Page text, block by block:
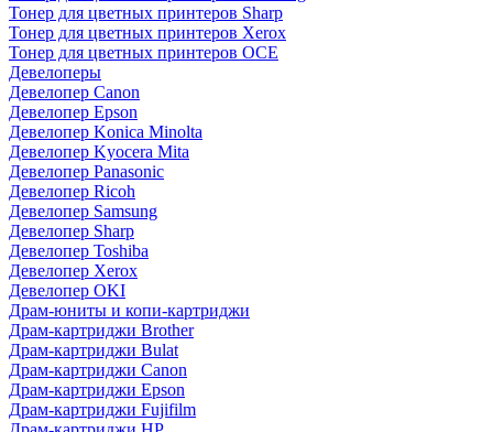
Тонер для цветных принтеров Sharp
Тонер для цветных принтеров Xerox
Тонер для цветных принтеров OCE
Девелоперы
Девелопер Canon
Девелопер Epson
Девелопер Konica Minolta
Девелопер Kyocera Mita
Девелопер Panasonic
Девелопер Ricoh
Девелопер Samsung
Девелопер Sharp
Девелопер Toshiba
Девелопер Xerox
Девелопер OKI
Драм-юниты и копи-картриджи
Драм-картриджи Brother
Драм-картриджи Bulat
Драм-картриджи Canon
Драм-картриджи Epson
Драм-картриджи Fujifilm